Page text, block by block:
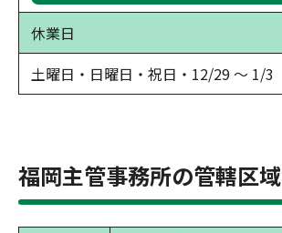
休業日
土曜日・日曜日・祝日・12/29 ～ 1/3
福岡主管事務所の管轄区域